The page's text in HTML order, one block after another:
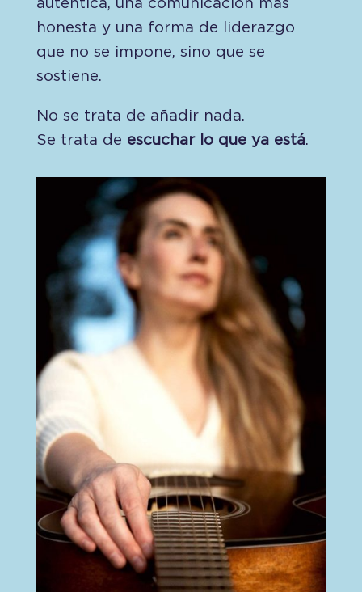
auténtica, una comunicación más
honesta y una forma de liderazgo
que no se impone, sino que se
sostiene.
No se trata de añadir nada.
Se trata de escuchar lo que ya está.